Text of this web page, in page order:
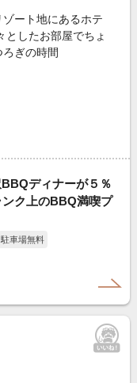
ート地にあるホテ
ぎの時間
BBQディナーが５％
ク上のBBQ満喫プ
駐車場無料